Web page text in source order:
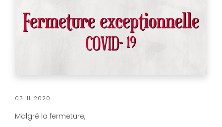
03-11-2020
Malgré la fermeture,